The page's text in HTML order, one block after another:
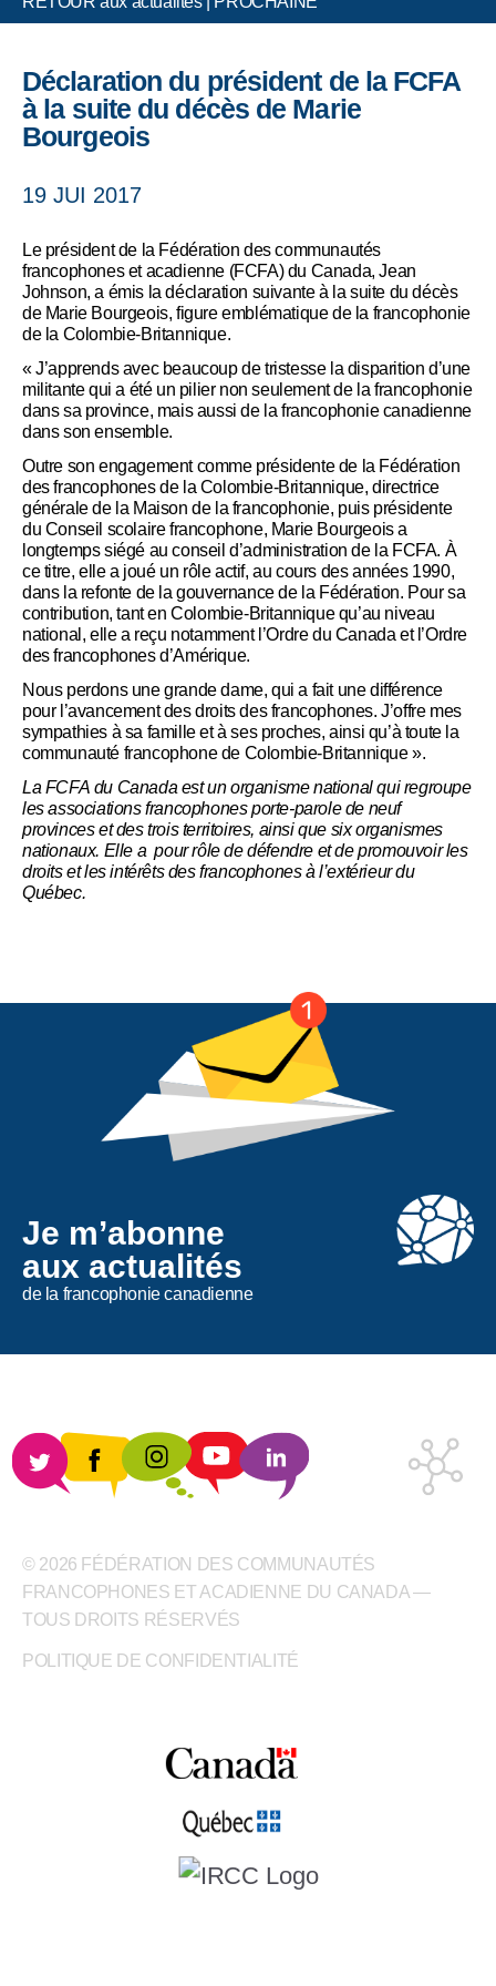
Déclaration du président de la FCFA
à la suite du décès de Marie
Bourgeois
19 JUI 2017
Le président de la Fédération des communautés
francophones et acadienne (FCFA) du Canada, Jean
Johnson, a émis la déclaration suivante à la suite du décès
de Marie Bourgeois, figure emblématique de la francophonie
de la Colombie-Britannique.
« J’apprends avec beaucoup de tristesse la disparition d’une
militante qui a été un pilier non seulement de la francophonie
dans sa province, mais aussi de la francophonie canadienne
dans son ensemble.
Outre son engagement comme présidente de la Fédération
des francophones de la Colombie-Britannique, directrice
générale de la Maison de la francophonie, puis présidente
du Conseil scolaire francophone, Marie Bourgeois a
longtemps siégé au conseil d’administration de la FCFA. À
ce titre, elle a joué un rôle actif, au cours des années 1990,
dans la refonte de la gouvernance de la Fédération. Pour sa
contribution, tant en Colombie-Britannique qu’au niveau
national, elle a reçu notamment l’Ordre du Canada et l’Ordre
des francophones d’Amérique.
Nous perdons une grande dame, qui a fait une différence
pour l’avancement des droits des francophones. J’offre mes
sympathies à sa famille et à ses proches, ainsi qu’à toute la
communauté francophone de Colombie-Britannique ».
La FCFA du Canada est un organisme national qui regroupe
les associations francophones porte-parole de neuf
provinces et des trois territoires, ainsi que six organismes
nationaux. Elle a pour rôle de défendre et de promouvoir les
droits et les intérêts des francophones à l’extérieur du
Québec.
Je m’abonne
aux actualités
de la francophonie canadienne
© 2026 FÉDÉRATION DES COMMUNAUTÉS
FRANCOPHONES ET ACADIENNE DU CANADA —
TOUS DROITS RÉSERVÉS
POLITIQUE DE CONFIDENTIALITÉ